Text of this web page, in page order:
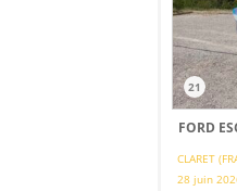
21
FORD
CLARET
28 juin